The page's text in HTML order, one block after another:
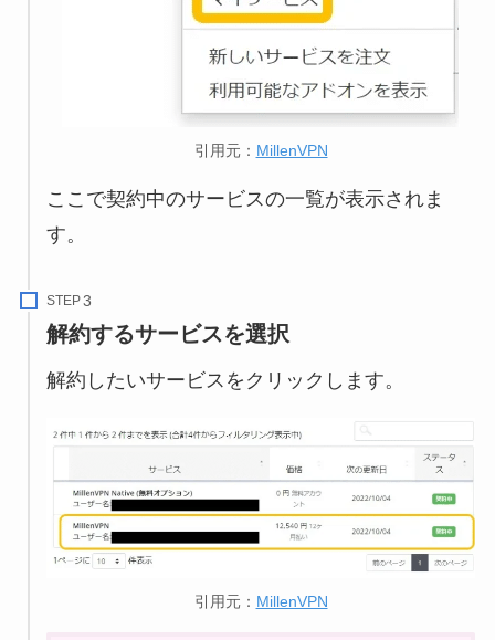
引用元： MillenVPN
ここで契約中のサービスの一覧が表示されま
す。
STEP
解約するサービスを選択
解約したいサービスをクリックします。
引用元： MillenVPN